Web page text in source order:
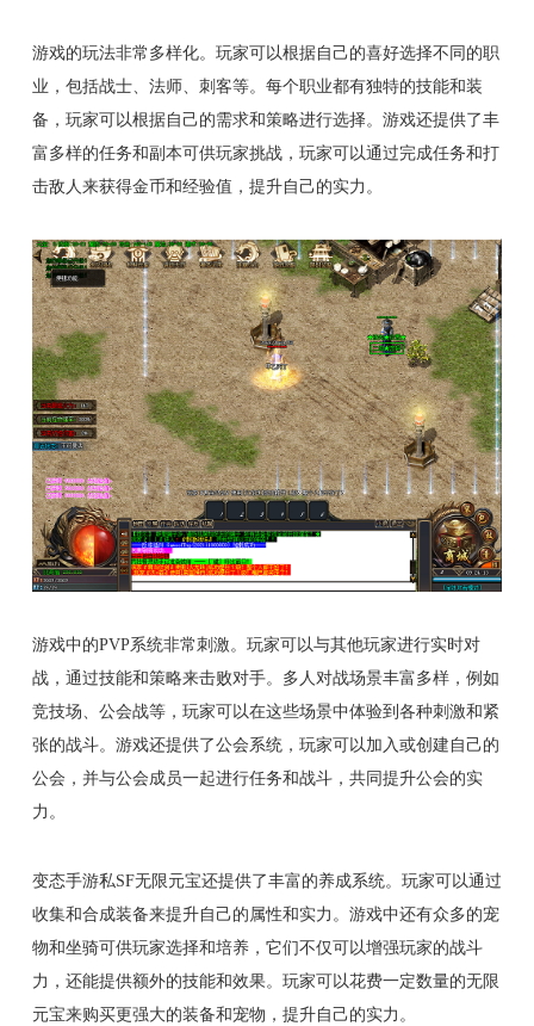
游戏的玩法非常多样化。玩家可以根据自己的喜好选择不同的职
业，包括战士、法师、刺客等。每个职业都有独特的技能和装
备，玩家可以根据自己的需求和策略进行选择。游戏还提供了丰
富多样的任务和副本可供玩家挑战，玩家可以通过完成任务和打
击敌人来获得金币和经验值，提升自己的实力。
游戏中的PVP系统非常刺激。玩家可以与其他玩家进行实时对
战，通过技能和策略来击败对手。多人对战场景丰富多样，例如
竞技场、公会战等，玩家可以在这些场景中体验到各种刺激和紧
张的战斗。游戏还提供了公会系统，玩家可以加入或创建自己的
公会，并与公会成员一起进行任务和战斗，共同提升公会的实
力。
变态手游私SF无限元宝还提供了丰富的养成系统。玩家可以通过
收集和合成装备来提升自己的属性和实力。游戏中还有众多的宠
物和坐骑可供玩家选择和培养，它们不仅可以增强玩家的战斗
力，还能提供额外的技能和效果。玩家可以花费一定数量的无限
元宝来购买更强大的装备和宠物，提升自己的实力。